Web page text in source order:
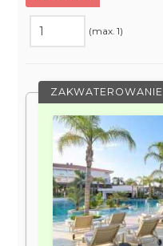
(max. 1)
ZAKWATEROWANIE